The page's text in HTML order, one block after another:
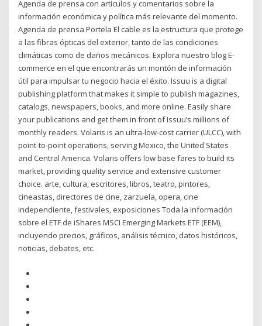
Agenda de prensa con artículos y comentarios sobre la
información económica y política más relevante del momento.
Agenda de prensa Portela El cable es la estructura que protege
a las fibras ópticas del exterior, tanto de las condiciones
climáticas como de daños mecánicos. Explora nuestro blog E-
commerce en el que encontrarás un montón de información
útil para impulsar tu negocio hacia el éxito. Issuu is a digital
publishing platform that makes it simple to publish magazines,
catalogs, newspapers, books, and more online. Easily share
your publications and get them in front of Issuu’s millions of
monthly readers. Volaris is an ultra-low-cost carrier (ULCC), with
point-to-point operations, serving Mexico, the United States
and Central America. Volaris offers low base fares to build its
market, providing quality service and extensive customer
choice. arte, cultura, escritores, libros, teatro, pintores,
cineastas, directores de cine, zarzuela, opera, cine
independiente, festivales, exposiciones Toda la información
sobre el ETF de iShares MSCI Emerging Markets ETF (EEM),
incluyendo precios, gráficos, análisis técnico, datos históricos,
noticias, debates, etc.